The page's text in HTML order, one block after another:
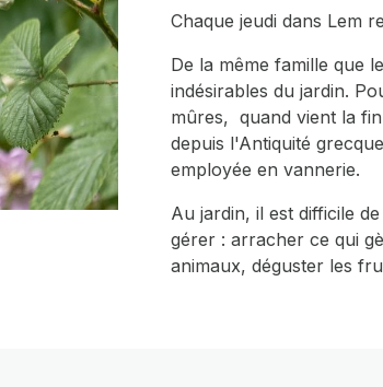
Chaque jeudi dans Lem
De la même famille que
indésirables du jardin.
mûres, quand vient la
depuis l'Antiquité
employée en vannerie.
Au jardin, il est difficile
gérer : arracher ce qui
animaux, déguster les